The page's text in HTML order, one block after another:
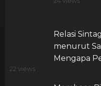
Relasi
menurut
Mengapa
22 views